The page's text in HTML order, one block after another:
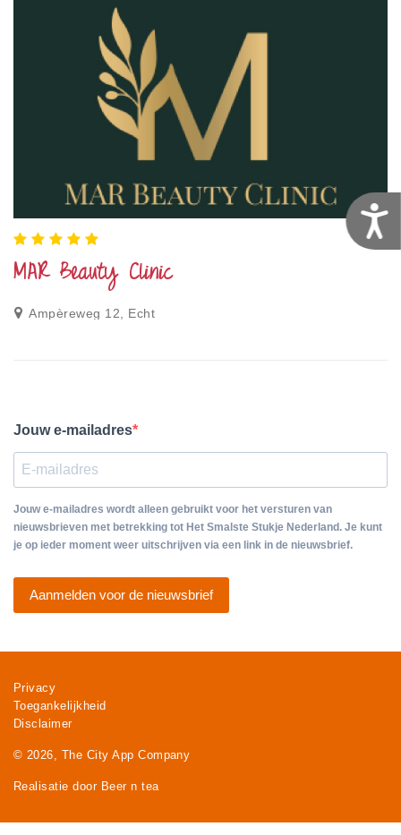
MAR Beauty Clinic
Ampèreweg 12, Echt
Jouw e-mailadres
Jouw e-mailadres wordt alleen gebruikt voor het versturen van
nieuwsbrieven met betrekking tot Het Smalste Stukje Nederland. Je kunt
je op ieder moment weer uitschrijven via een link in de nieuwsbrief.
Aanmelden voor de nieuwsbrief
Privacy
Toegankelijkheid
Disclaimer
© 2026, The City App Company
Realisatie door Beer n tea